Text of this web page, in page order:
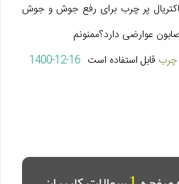
پر چرب برای رفع جوش و جوش
عوارضی دارد؟ممنونم
قابل استفاده است 1400-12-16